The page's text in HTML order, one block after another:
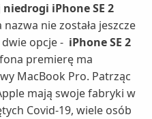
niedrogi iPhone SE 2
nie została jeszcze
opcje - iPhone SE 2
premierę ma
MacBook Pro. Patrząc
mają swoje fabryki w
Covid-19, wiele osób